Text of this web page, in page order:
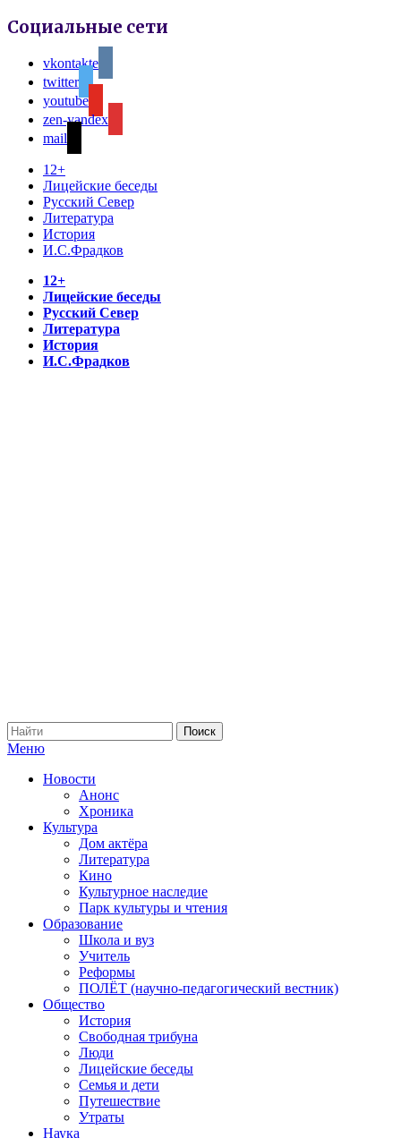
Социальные сети
vkontakte
twitter
youtube
zen-yandex
mail
12+
Лицейские беседы
Русский Север
Литература
История
И.С.Фрадков
12+
Лицейские беседы
Русский Север
Литература
История
И.С.Фрадков
Меню
Новости
Анонс
Хроника
Культура
Дом актёра
Литература
Кино
Культурное наследие
Парк культуры и чтения
Образование
Школа и вуз
Учитель
Реформы
ПОЛЁТ (научно-педагогический вестник)
Общество
История
Свободная трибуна
Люди
Лицейские беседы
Семья и дети
Путешествие
Утраты
Наука